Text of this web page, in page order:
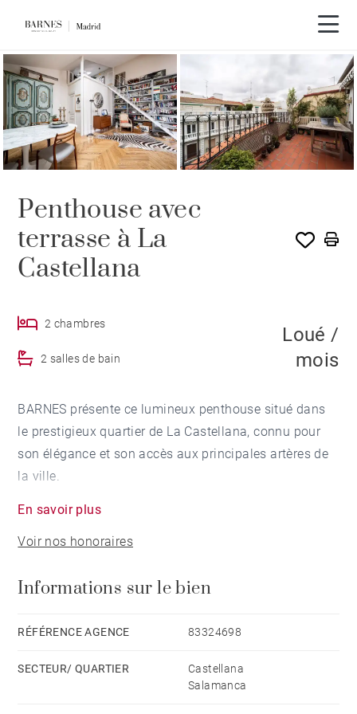
LOUÉ PAR BARNES
Penthouse avec
terrasse à La
Castellana
2 chambres
2 salles de bain
Loué /
mois
BARNES présente ce lumineux penthouse situé dans
le prestigieux quartier de La Castellana, connu pour
son élégance et son accès aux principales artères de
la ville.
L'une des caractéristiques les plus remarquables de ce
penthouse est son excellente luminosité. Ses fenêtres
lumière naturelle d'envahir tout l'espace, créant ainsi
avec sa propre salle de bains. En outre, il y a un
En savoir plus
Voir nos honoraires
Informations sur le bien
RÉFÉRENCE AGENCE 83324698
SECTEUR/ QUARTIER
Castellana
Salamanca